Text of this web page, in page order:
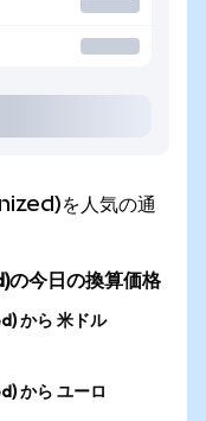
を人気の通
今日の換算価格
から 米ドル
から ユーロ